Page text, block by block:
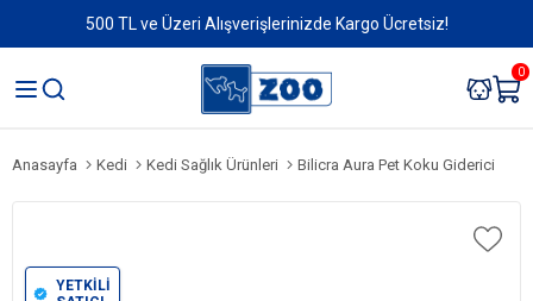
500 TL ve Üzeri Alışverişlerinizde Kargo Ücretsiz!
0
Anasayfa Kedi Kedi Sağlık Ürünleri Bilicra Aura Pet Koku Giderici
YETKİLİ